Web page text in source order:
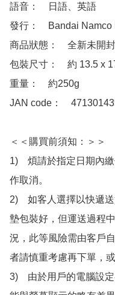
語音：　日語、英語
發行：　Bandai Namco
商品狀態：　全新未開封
包裝尺寸：　約 13.5 x
重量：　約250g
JAN code：　
＜＜購買前須知：＞＞
1)　煩請於指定日期內
作取消。
2)　如客人選擇以快遞
墊包裝好，但運送過程
況，此等風險需由客戶
者請慎重考慮再下單，
3)　由於用戶的電腦設